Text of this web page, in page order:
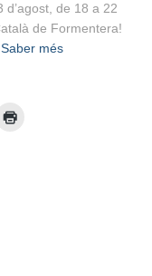
d’agost, de 18 a 22
de Formentera!
Saber més